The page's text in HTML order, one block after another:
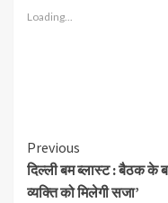
Loading...
Continue
Reading
Previous
दिल्ली बम ब्लास्ट : बैठक के
व्यक्ति को मिलेगी सजा’